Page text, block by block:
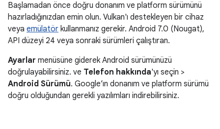
Başlamadan önce doğru donanım ve platform sürümünü
hazırladığınızdan emin olun. Vulkan'ı destekleyen bir cihaz
veya emülatör kullanmanız gerekir. Android 7.0 (Nougat),
API düzeyi 24 veya sonraki sürümleri çalıştıran.
Ayarlar menüsüne giderek Android sürümünüzü
doğrulayabilirsiniz. ve Telefon hakkında'yı seçin >
Android Sürümü. Google’ın donanım ve platform sürümü
doğru olduğundan gerekli yazılımları indirebilirsiniz.